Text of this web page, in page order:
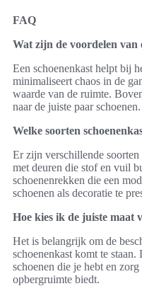
FAQ
Wat zijn de voordelen van
Een schoenenkast helpt bij
minimaliseert chaos in de
waarde van de ruimte.
naar de juiste paar schoenen.
Welke soorten
Er zijn verschillende soorten
met deuren die stof en vuil
schoenenrekken die een
schoenen als decoratie te
Hoe kies ik de juiste maat
Het is belangrijk om de
schoenenkast komt te
schoenen die je hebt en
opbergruimte biedt.